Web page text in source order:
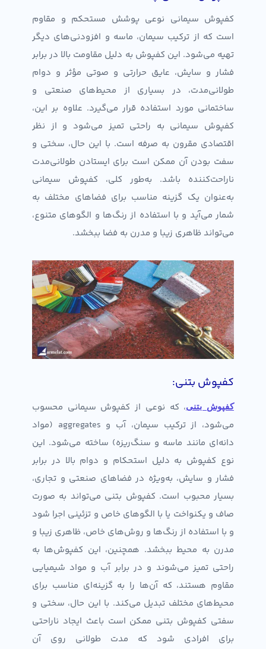
کفپوش سیمانی نوعی پوشش مستحکم و مقاوم
است که از ترکیب سیمان، ماسه و افزودنی‌های دیگر
تهیه می‌شود. این کفپوش به دلیل مقاومت بالا در برابر
فشار و سایش، عایق حرارتی و صوتی مؤثر و دوام
طولانی‌مدت، در بسیاری از محیط‌های صنعتی و
ساختمانی مورد استفاده قرار می‌گیرد. علاوه بر این،
کفپوش سیمانی به راحتی تمیز می‌شود و از نظر
اقتصادی مقرون به صرفه است. با این حال، سختی و
سفت بودن آن ممکن است برای ایستادن طولانی‌مدت
ناراحت‌کننده باشد. به‌طور کلی، کفپوش سیمانی
به‌عنوان یک گزینه مناسب برای فضاهای مختلف به
شمار می‌آید و با استفاده از رنگ‌ها و الگوهای متنوع،
می‌تواند ظاهری زیبا و مدرن به فضا ببخشد.
کفپوش بتنی:
کفپوش بتنی، که نوعی از کفپوش سیمانی محسوب
می‌شود، از ترکیب سیمان، آب و aggregates (مواد
دانه‌ای مانند ماسه و سنگ‌ریزه) ساخته می‌شود. این
نوع کفپوش به دلیل استحکام و دوام بالا در برابر
فشار و سایش، به‌ویژه در فضاهای صنعتی و تجاری،
بسیار محبوب است. کفپوش بتنی می‌تواند به صورت
صاف و یکنواخت یا با الگوهای خاص و تزئینی اجرا شود
و با استفاده از رنگ‌ها و روش‌های خاص، ظاهری زیبا و
مدرن به محیط ببخشد. همچنین، این کفپوش‌ها به
راحتی تمیز می‌شوند و در برابر آب و مواد شیمیایی
مقاوم هستند، که آن‌ها را به گزینه‌ای مناسب برای
محیط‌های مختلف تبدیل می‌کند. با این حال، سختی و
سفتی کفپوش بتنی ممکن است باعث ایجاد ناراحتی
برای افرادی شود که مدت طولانی روی آن